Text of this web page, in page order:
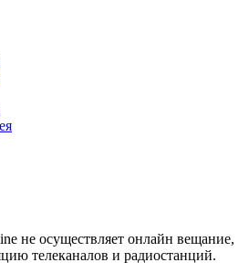
не осуществляет онлайн вещание,
телеканалов и радиостанций.